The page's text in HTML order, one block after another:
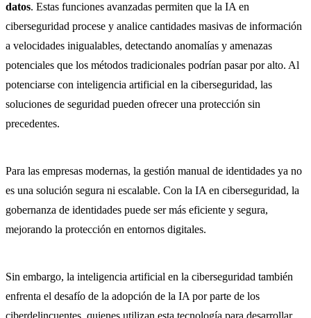
datos. Estas funciones avanzadas permiten que la IA en
ciberseguridad procese y analice cantidades masivas de información
a velocidades inigualables, detectando anomalías y amenazas
potenciales que los métodos tradicionales podrían pasar por alto. Al
potenciarse con inteligencia artificial en la ciberseguridad, las
soluciones de seguridad pueden ofrecer una protección sin
precedentes.
Para las empresas modernas, la gestión manual de identidades ya no
es una solución segura ni escalable. Con la IA en ciberseguridad, la
gobernanza de identidades puede ser más eficiente y segura,
mejorando la protección en entornos digitales.
Sin embargo, la inteligencia artificial en la ciberseguridad también
enfrenta el desafío de la adopción de la IA por parte de los